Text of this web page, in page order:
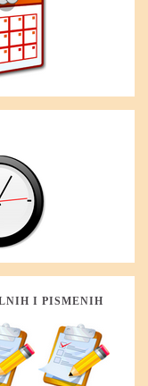
I PISMENIH